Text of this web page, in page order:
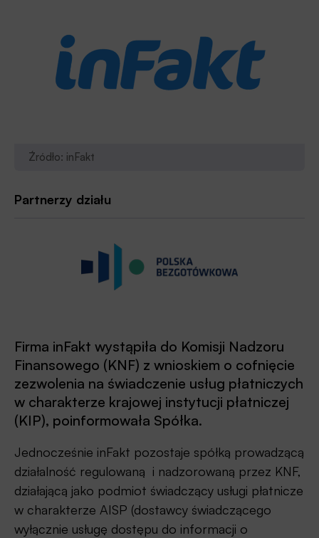
Źródło: inFakt
Partnerzy działu
Firma inFakt wystąpiła do Komisji Nadzoru
Finansowego (KNF) z wnioskiem o cofnięcie
zezwolenia na świadczenie usług płatniczych
w charakterze krajowej instytucji płatniczej
(KIP), poinformowała Spółka.
Jednocześnie inFakt pozostaje spółką prowadzącą
działalność regulowaną i nadzorowaną przez KNF,
działającą jako podmiot świadczący usługi płatnicze
w charakterze AISP (dostawcy świadczącego
wyłącznie usługę dostępu do informacji o